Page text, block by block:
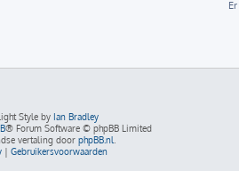
Style by Ian Bradley
® Forum Software © phpBB Limited
vertaling door phpBB.nl
Gebruikersvoorwaarden